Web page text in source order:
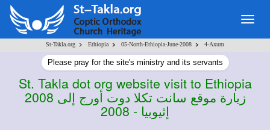
St-Takla.org > Ethiopia > 05-North-Ethiopia-June-2008 > 4-Axum
Please pray for the site's ministry and its servants
St. Takla dot org website visit to Ethiopia
2008 زيارة موقع سانت تكلا دوت أورج إلى
إثيوبيا - 2008